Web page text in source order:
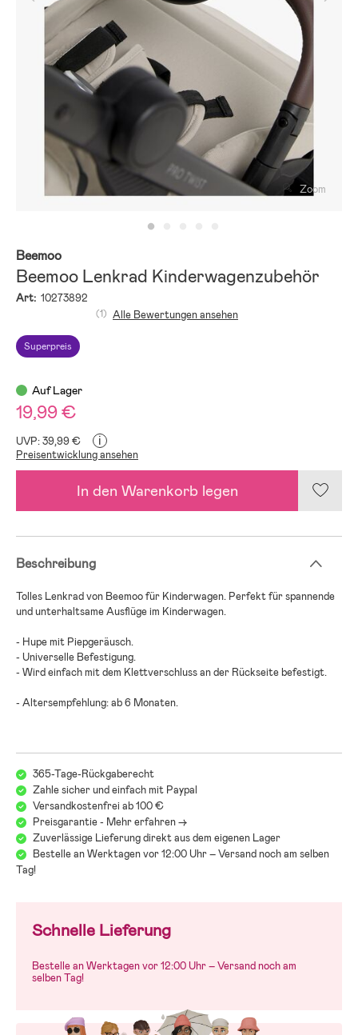
Zoom
Beemoo
Beemoo Lenkrad Kinderwagenzubehör
Art: 10273892
Superpreis
(1) Alle Bewertungen ansehen
Auf Lager
19,99 €
UVP: 39,99 € i
Preisentwicklung ansehen
In den Warenkorb legen
Beschreibung
Tolles Lenkrad von Beemoo für Kinderwagen. Perfekt für spannende
und unterhaltsame Ausflüge im Kinderwagen.
- Hupe mit Piepgeräusch.
- Universelle Befestigung.
- Wird einfach mit dem Klettverschluss an der Rückseite befestigt.
- Altersempfehlung: ab 6 Monaten.
365-Tage-Rückgaberecht
Zahle sicher und einfach mit Paypal
Versandkostenfrei ab 100 €
Preisgarantie - Mehr erfahren ->
Zuverlässige Lieferung direkt aus dem eigenen Lager
Bestelle an Werktagen vor 12:00 Uhr – Versand noch am selben
Tag!
Schnelle Lieferung
Bestelle an Werktagen vor 12:00 Uhr – Versand noch am
selben Tag!